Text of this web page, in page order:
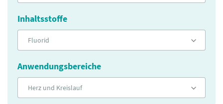
Inhaltsstoffe
Fluorid
Anwendungsbereiche
Herz und Kreislauf